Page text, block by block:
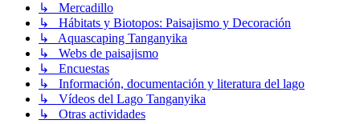
↳ Mercadillo
↳ Hábitats y Biotopos: Paisajismo y Decoración
↳ Aquascaping Tanganyika
↳ Webs de paisajismo
↳ Encuestas
↳ Información, documentación y literatura del lago
↳ Vídeos del Lago Tanganyika
↳ Otras actividades